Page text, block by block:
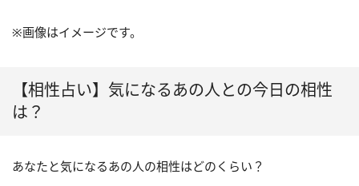
※画像はイメージです。
【相性占い】気になるあの人との今日の相性
は？
あなたと気になるあの人の相性はどのくらい？